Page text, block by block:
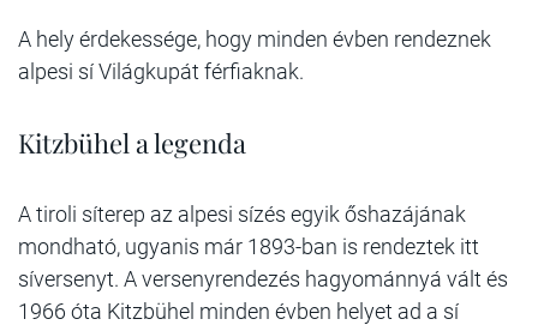
A hely érdekessége, hogy minden évben rendeznek
alpesi sí Világkupát férfiaknak.
Kitzbühel a legenda
A tiroli síterep az alpesi sízés egyik őshazájának
mondható, ugyanis már 1893-ban is rendeztek itt
síversenyt. A versenyrendezés hagyománnyá vált és
1966 óta Kitzbühel minden évben helyet ad a sí